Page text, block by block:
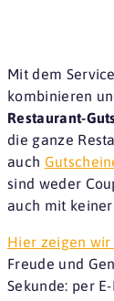
Mit dem
kombinieren
Restaurant-
die ganze
auch
sind weder
auch mit
Hier zeigen
Freude und
Sekunde: per